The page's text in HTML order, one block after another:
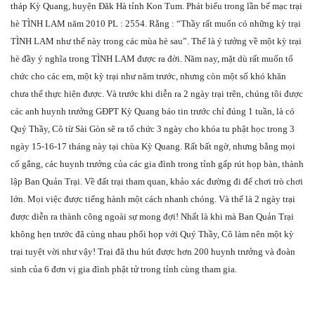
tháp Kỳ Quang, huyện Đăk Hà tỉnh Kon Tum. Phát biểu trong lần bế mạc trại
hè TÌNH LAM năm 2010 PL : 2554. Rằng : “Thầy rất muốn có những kỳ trại
TÌNH LAM như thế này trong các mùa hè sau”. Thế là ý tưởng về một kỳ trại
hè đầy ý nghĩa trong TÌNH LAM được ra đời. Năm nay, mặt dù rất muốn tổ
chức cho các em, một kỳ trại như năm trước, nhưng còn một số khó khăn
chưa thể thực hiện được. Và trước khi diễn ra 2 ngày trại trên, chúng tôi được
các anh huynh trưởng GĐPT Kỳ Quang báo tin trước chỉ đúng 1 tuần, là có
Quý Thầy, Cô từ Sài Gòn sẽ ra tổ chức 3 ngày cho khóa tu phật học trong 3
ngày 15-16-17 tháng này tại chùa Kỳ Quang. Rất bất ngờ, nhưng bằng mọi
cố gắng, các huynh trưởng của các gia đình trong tỉnh gấp rút họp bàn, thành
lập Ban Quản Trại. Về đất trại tham quan, khảo xác đường đi để chơi trò chơi
lớn. Mọi việc được tiếng hành một cách nhanh chóng. Và thế là 2 ngày trại
được diễn ra thành công ngoài sự mong đợi! Nhất là khi mà Ban Quản Trại
không hẹn trước đã cùng nhau phối họp với Quý Thầy, Cô làm nên một kỳ
trại tuyệt vời như vậy! Trại đã thu hút được hơn 200 huynh trưởng và đoàn
sinh của 6 đơn vị gia đình phật tử trong tỉnh cùng tham gia.